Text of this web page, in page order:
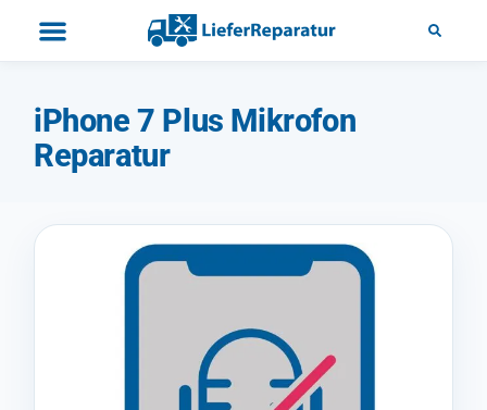
iPhone 7 Plus Mikrofon
Reparatur